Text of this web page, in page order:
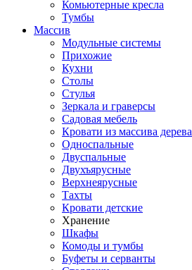
Комьютерные кресла
Тумбы
Массив
Модульные системы
Прихожие
Кухни
Столы
Стулья
Зеркала и граверсы
Садовая мебель
Кровати из массива дерева
Односпальные
Двуспальные
Двухъярусные
Верхнеярусные
Тахты
Кровати детские
Хранение
Шкафы
Комоды и тумбы
Буфеты и серванты